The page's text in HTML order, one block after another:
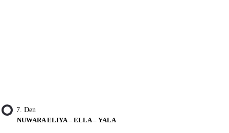
7. Den
NUWARA ELIYA – ELLA – YALA